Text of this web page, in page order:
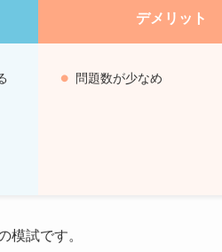
デメリット
問題数が少なめ
模試です。